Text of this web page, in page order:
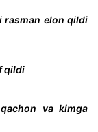
rasman elon qildi
qildi
va kimga